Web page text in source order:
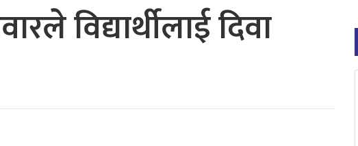
विद्यार्थीलाई दिवा